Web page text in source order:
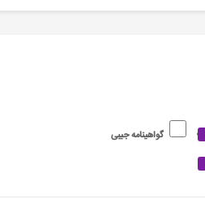
گواهینامه جیبی